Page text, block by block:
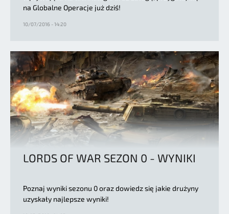
na Globalne Operacje już dziś!
10/07/2016 - 14:20
LORDS OF WAR SEZON 0 - WYNIKI
Poznaj wyniki sezonu 0 oraz dowiedz się jakie drużyny
uzyskały najlepsze wyniki!